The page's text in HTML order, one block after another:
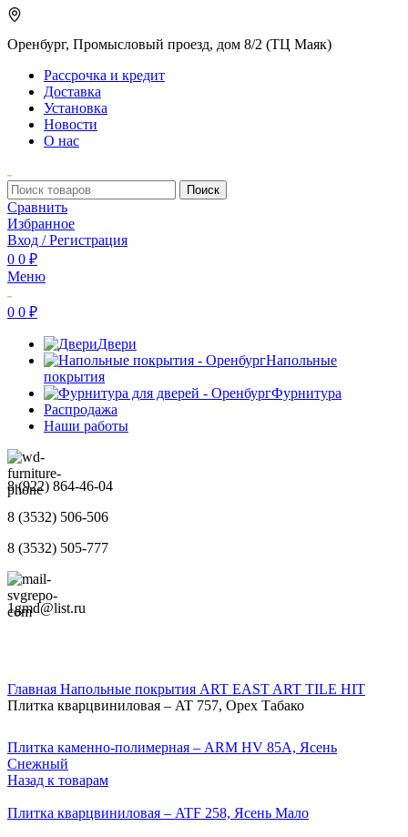
Оренбург, Промысловый проезд, дом 8/2 (ТЦ Маяк)
Рассрочка и кредит
Доставка
Установка
Новости
О нас
Поиск
Сравнить
Избранное
Вход / Регистрация
0 0 ₽
Меню
0 0 ₽
Двери
Напольные
покрытия
Фурнитура
Распродажа
Наши работы
8 (922) 864-46-04
8 (3532) 506-506
8 (3532) 505-777
1gmd@list.ru
Главная Напольные покрытия ART EAST ART TILE HIT
Плитка кварцвиниловая – AT 757, Орех Табако
Плитка каменно-полимерная – ARM HV 85А, Ясень
Снежный
Назад к товарам
Плитка кварцвиниловая – ATF 258, Ясень Мало